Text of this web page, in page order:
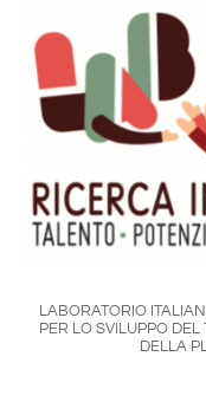
LABORATORIO
PER LO SVILUPPO
DELLA